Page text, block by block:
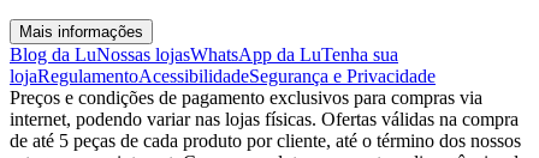
Mais informações
Blog da LuNossas lojasWhatsApp da LuTenha sua
lojaRegulamentoAcessibilidadeSegurança e Privacidade
Preços e condições de pagamento exclusivos para compras via
internet, podendo variar nas lojas físicas. Ofertas válidas na compra
de até 5 peças de cada produto por cliente, até o término dos nossos